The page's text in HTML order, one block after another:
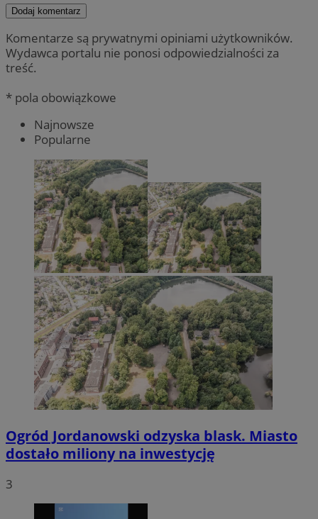
Dodaj komentarz
Komentarze są prywatnymi opiniami użytkowników.
Wydawca portalu nie ponosi odpowiedzialności za
treść.
* pola obowiązkowe
Najnowsze
Popularne
Ogród Jordanowski odzyska blask. Miasto
dostało miliony na inwestycję
3